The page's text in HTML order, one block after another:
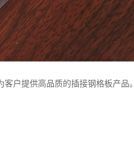
户提供高品质的插接钢格板产品。